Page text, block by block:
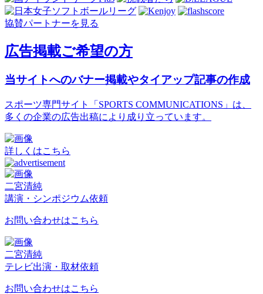
協賛パートナーを見る
広告掲載ご希望の方
当サイトへのバナー掲載やタイアップ記事の作成
スポーツ専門サイト「SPORTS COMMUNICATIONS」は、
多くの企業の広告出稿により成り立っています。
詳しくはこちら
二宮清純
講演・シンポジウム依頼
お問い合わせはこちら
二宮清純
テレビ出演・取材依頼
お問い合わせはこちら